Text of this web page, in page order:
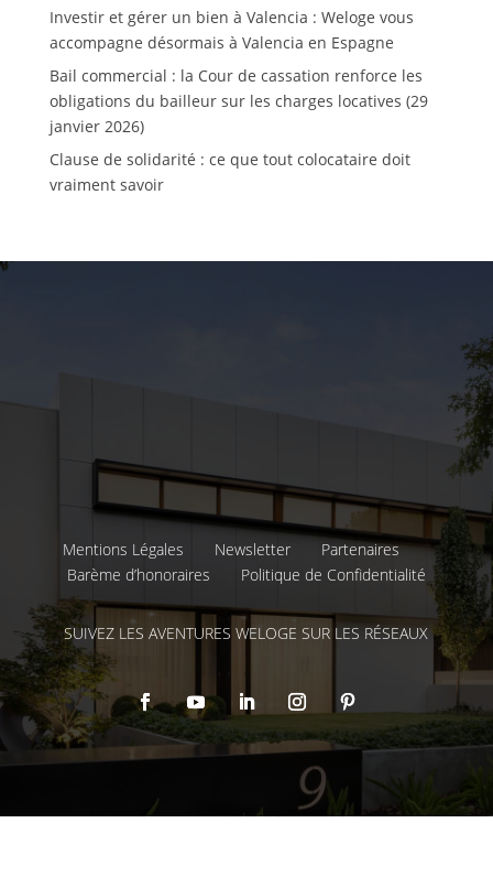
Investir et gérer un bien à Valencia : Weloge vous
accompagne désormais à Valencia en Espagne
Bail commercial : la Cour de cassation renforce les
obligations du bailleur sur les charges locatives (29
janvier 2026)
Clause de solidarité : ce que tout colocataire doit
vraiment savoir
Mentions Légales Newsletter
Partenaires
Barème d’honoraires
Politique de Confidentialité
SUIVEZ LES AVENTURES WELOGE SUR LES RÉSEAUX